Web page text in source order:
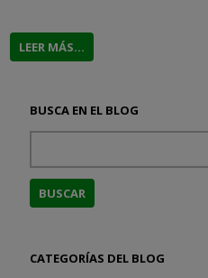
BUSCA EN EL BLOG
CATEGORÍAS DEL BLOG
LEER MÁS...